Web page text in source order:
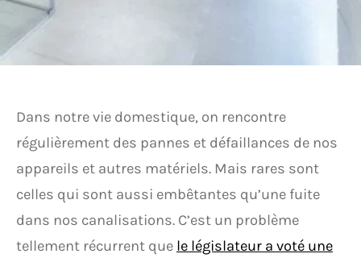
Dans notre vie domestique, on rencontre
régulièrement des pannes et défaillances de nos
appareils et autres matériels. Mais rares sont
celles qui sont aussi embêtantes qu’une fuite
dans nos canalisations. C’est un problème
tellement récurrent que le législateur a voté une